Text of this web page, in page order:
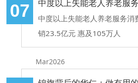
07
中度以上失能老人养老服务消
销23.5亿元 惠及105万人
Mar2026